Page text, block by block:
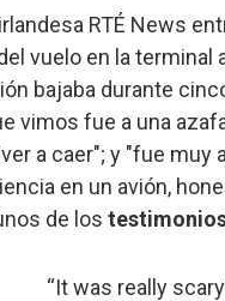
RTÉ News
vuelo en la terminal
bajaba durante
vimos fue a una
a caer"; y "fue muy
en un avión,
de los
“It was really